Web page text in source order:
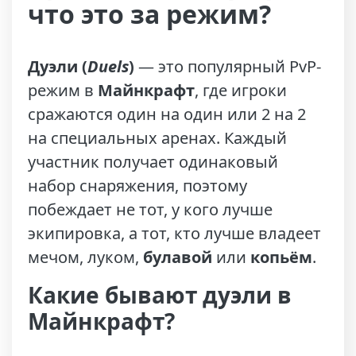
что это за режим?
Дуэли (Duels) — это популярный PvP-
режим в Майнкрафт, где игроки
сражаются один на один или 2 на 2
на специальных аренах. Каждый
участник получает одинаковый
набор снаряжения, поэтому
побеждает не тот, у кого лучше
экипировка, а тот, кто лучше владеет
мечом, луком, булавой или копьём.
Какие бывают дуэли в
Майнкрафт?